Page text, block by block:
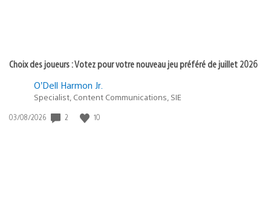
Choix des joueurs : Votez pour votre nouveau jeu préféré de juillet 2026
O’Dell Harmon Jr.
Specialist, Content Communications, SIE
Date
03/08/2026 2 10